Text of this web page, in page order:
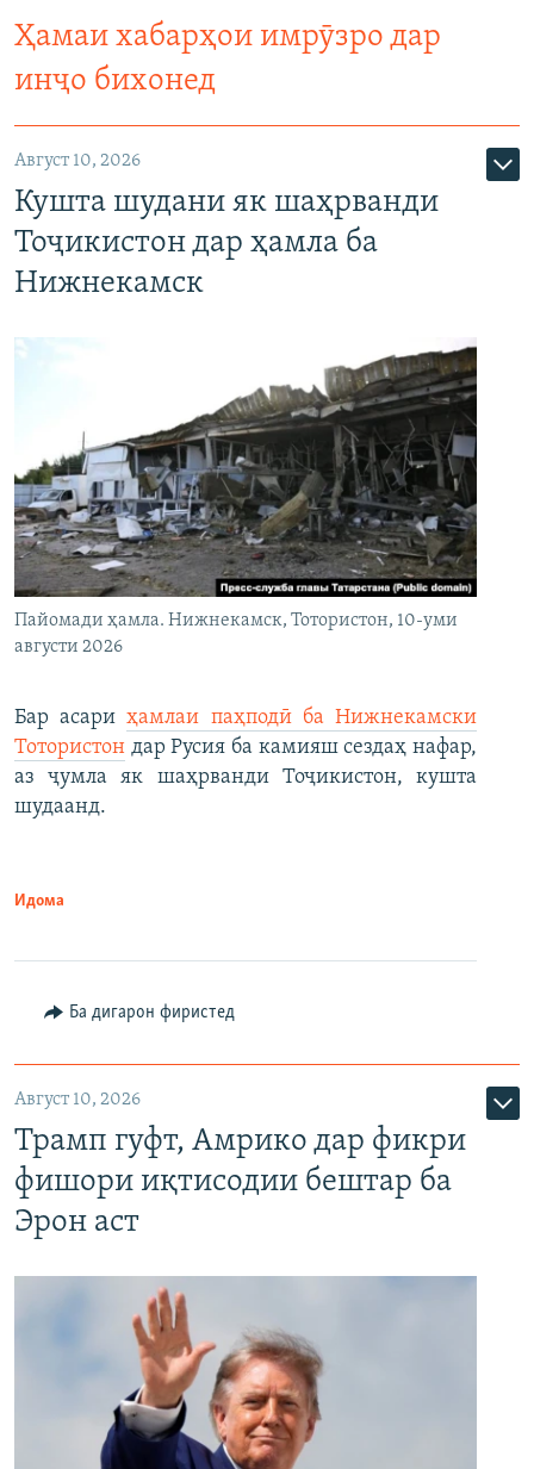
Ҳамаи хабарҳои имрӯзро дар
инҷо бихонед
Август 10, 2026
Кушта шудани як шаҳрванди
Тоҷикистон дар ҳамла ба
Нижнекамск
Пайомади ҳамла. Нижнекамск, Тотористон, 10-уми
августи 2026
Бар асариҳамлаи паҳподӣ ба Нижнекамски
Тотористон дар Русия ба камияш сездаҳ нафар,
аз ҷумла як шаҳрванди Тоҷикистон, кушта
шудаанд.
Идома
Ба дигарон фиристед
Август 10, 2026
Трамп гуфт, Амрико дар фикри
фишори иқтисодии бештар ба
Эрон аст